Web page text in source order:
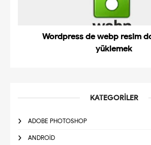
Wordpress de webp resim
yüklemek
KATEGORILER
ADOBE PHOTOSHOP
ANDROID